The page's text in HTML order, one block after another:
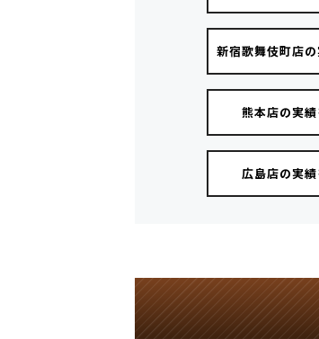
新宿歌舞伎町店
熊本店の実
広島店の実